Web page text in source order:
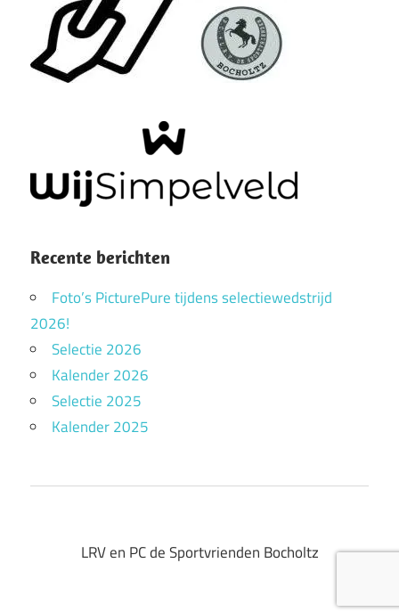
Recente berichten
Foto’s PicturePure tijdens selectiewedstrijd
2026!
Selectie 2026
Kalender 2026
Selectie 2025
Kalender 2025
LRV en PC de Sportvrienden Bocholtz